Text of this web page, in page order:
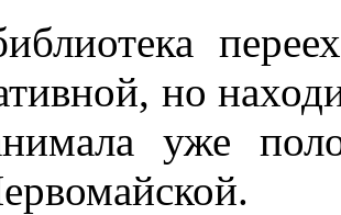
но
уже